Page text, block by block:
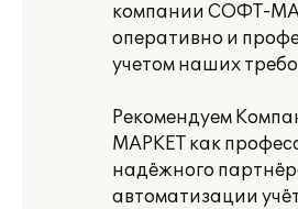
компании СОФТ-
оперативно и
учетом наших
Рекомендуем
МАРКЕТ как
надёжного
автоматизации